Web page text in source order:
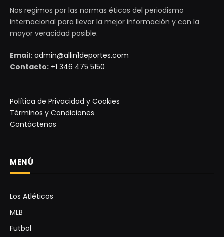
Nos regimos por las normas éticas del periodismo
internacional para llevar la mejor información y con la
mayor veracidad posible.
Email: admin@allin1deportes.com
Contacto: +1 346 475 5150
Política de Privacidad y Cookies
Términos y Condiciones
Contáctenos
MENÚ
Los Atléticos
MLB
Futbol